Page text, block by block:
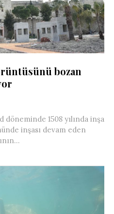
bozan
döneminde 1508 yılında inşa
inşası devam eden